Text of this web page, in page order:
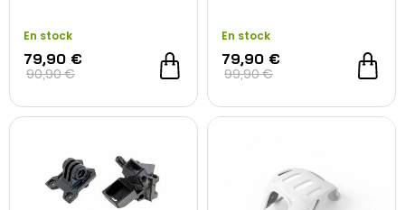
En stock
79,90 €
90,90 €
En stock
79,90 €
99,90 €